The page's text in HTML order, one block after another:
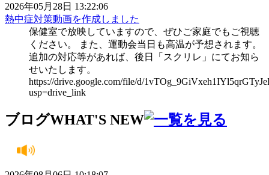
2026年05月28日 13:22:06
熱中症対策動画を作成しました
保健室で放映していますので、ぜひご家庭でもご視聴
ください。 また、運動会当日も高温が予想されます。
追加の対応等があれば、後日「スクリレ」にてお知ら
せいたします。
https://drive.google.com/file/d/
usp=drive_link
ブログWHAT'S NEW